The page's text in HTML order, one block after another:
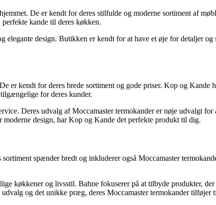
De er kendt for deres stilfulde og moderne sortiment af
kande til deres køkken.
design. Butikken er kendt for at have et øje for detaljer
kendt for deres brede sortiment og gode priser. Kop og Kande
for deres kunder.
Deres udvalg af Moccamaster termokander er nøje udvalgt
moderne design, har Kop og Kande det perfekte produkt til dig.
spænder bredt og inkluderer også Moccamaster
køkkener og livsstil. Bahne fokuserer på at tilbyde produkter,
og det unikke præg, deres Moccamaster termokander tilføjer